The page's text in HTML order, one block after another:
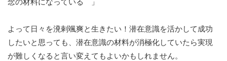
念の材料になっている 」
よって日々を溌剌颯爽と生きたい！潜在意識を活かして成功
したいと思っても、潜在意識の材料が消極化していたら実現
が難しくなると言い変えてもよいかもしれません。